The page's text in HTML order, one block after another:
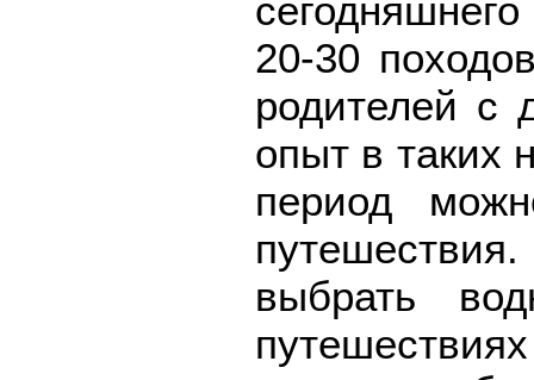
20-30
родителей с
опыт в таких
период
выбрать